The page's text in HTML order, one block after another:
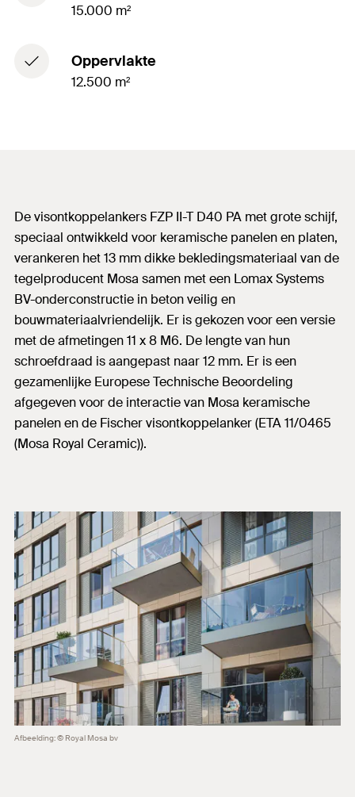
15.000 m²
Oppervlakte
12.500 m²
De visontkoppelankers FZP II-T D40 PA met grote schijf,
speciaal ontwikkeld voor keramische panelen en platen,
verankeren het 13 mm dikke bekledingsmateriaal van de
tegelproducent Mosa samen met een Lomax Systems
BV-onderconstructie in beton veilig en
bouwmateriaalvriendelijk. Er is gekozen voor een versie
met de afmetingen 11 x 8 M6. De lengte van hun
schroefdraad is aangepast naar 12 mm. Er is een
gezamenlijke Europese Technische Beoordeling
afgegeven voor de interactie van Mosa keramische
panelen en de Fischer visontkoppelanker (ETA 11/0465
(Mosa Royal Ceramic)).
Afbeelding: © Royal Mosa bv